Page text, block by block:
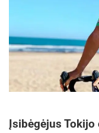
Įsibėgėjus